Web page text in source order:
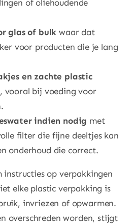
of oliehoudende
glas of bulk waar dat
voor producten die je lang
en zachte plastic
, vooral bij voeding voor
indien nodig met
filter die fijne deeltjes kan
onderhoud die correct.
instructies op verpakkingen
elke plastic verpakking is
invriezen of opwarmen.
overschreden worden, stijgt